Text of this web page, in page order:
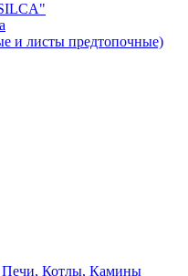
и листы предтопочные)
Печи, Котлы, Камины